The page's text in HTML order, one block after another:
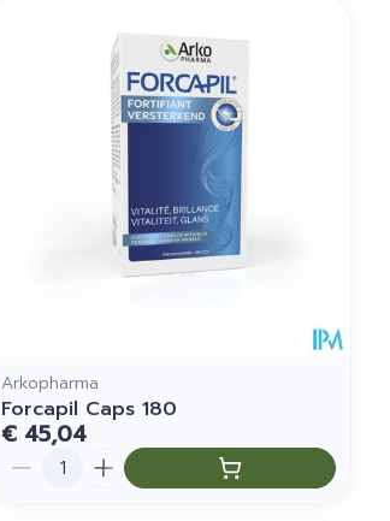
Arkopharma
Forcapil Caps 180
€ 45,04
Aantal